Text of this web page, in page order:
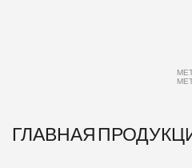
ГЛАВНАЯ